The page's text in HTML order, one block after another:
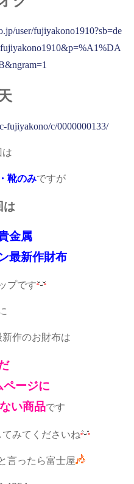
user/fujiyakono1910?sb=de
fujiyakono/c/0000000133/
は
靴のみですが
は
金属
最新作財布
プです
作のお財布は
ページに
い商品です
みてくださいね
言ったら富士屋